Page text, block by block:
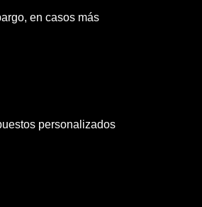
en casos más
personalizados